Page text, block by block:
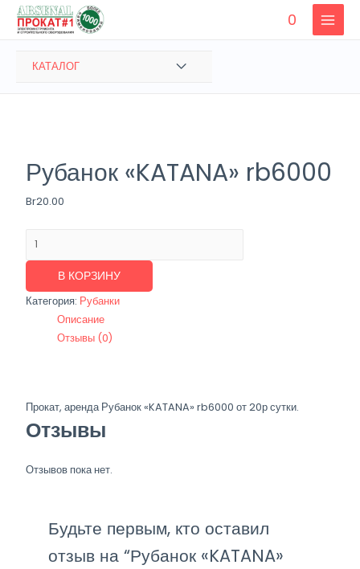
Перейти
0
MAIN
КАТАЛОГ ПЕРЕКЛЮЧАТЕЛЬ
Рубанок «KATANA» rb6000
Br20.00
Количество
Рубанок
"KATANA"
rb6000
В КОРЗИНУ
Категория: Рубанки
Описание
Отзывы (0)
Прокат, аренда Рубанок «KATANA» rb6000 от 20р сутки.
Отзывы
Отзывов пока нет.
Будьте первым, кто оставил
отзыв на “Рубанок «KATANA»